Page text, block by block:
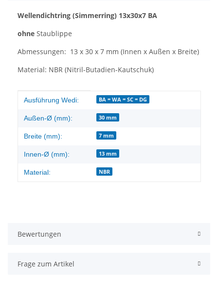
Wellendichtring (Simmerring) 13x30x7 BA
ohne Staublippe
Abmessungen: 13 x 30 x 7 mm (Innen x Außen x Breite)
Material: NBR (Nitril-Butadien-Kautschuk)
Produkteigenschaft
Wert
Ausführung Wedi: BA = WA = SC = DG
Außen-Ø (mm): 30 mm
Breite (mm): 7 mm
Innen-Ø (mm): 13 mm
Material: NBR
Bewertungen
Frage zum Artikel